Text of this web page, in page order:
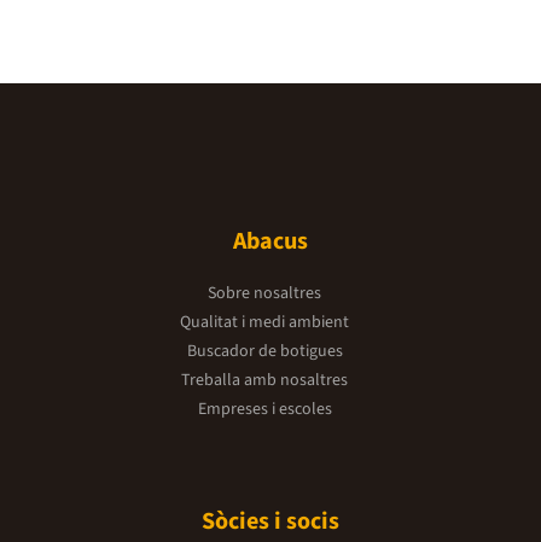
Abacus
Sobre nosaltres
Qualitat i medi ambient
Buscador de botigues
Treballa amb nosaltres
Empreses i escoles
Sòcies i socis